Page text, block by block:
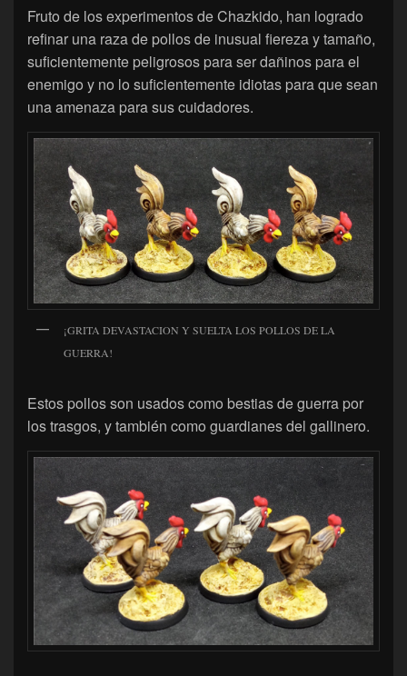
Fruto de los experimentos de Chazkido, han logrado
refinar una raza de pollos de inusual fiereza y tamaño,
suficientemente peligrosos para ser dañinos para el
enemigo y no lo suficientemente idiotas para que sean
una amenaza para sus cuidadores.
¡GRITA DEVASTACION Y SUELTA LOS POLLOS DE LA
GUERRA!
Estos pollos son usados como bestias de guerra por
los trasgos, y también como guardianes del gallinero.